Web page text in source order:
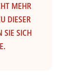
MEHR
DIESER
SIE SICH